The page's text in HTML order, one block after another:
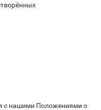
с нашими Положениями о